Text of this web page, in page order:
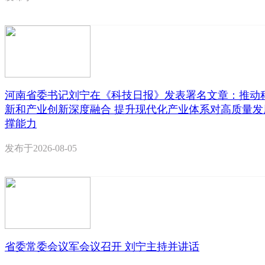
河南省委书记刘宁在《科技日报》发表署名文章：推动
新和产业创新深度融合 提升现代化产业体系对高质量
撑能力
发布于2026-08-05
省委常委会议军会议召开 刘宁主持并讲话